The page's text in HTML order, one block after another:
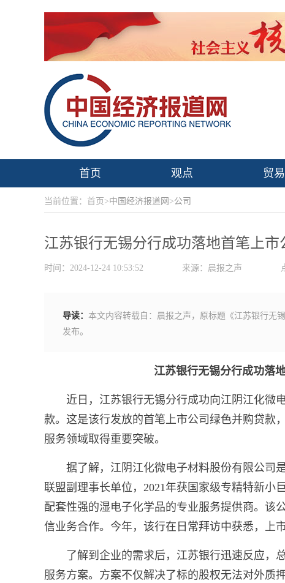
首页 观点 贸易
当前位置：首页>中国经济报道网 >公司
江苏银行无锡分行成功落地首笔上市
时间：2024-12-24 10:53:52 来源：晨报之声
导读： 本文内容转载自：晨报之声，原标题《江苏银行无
发布。
江苏银行无锡分行成功落
近日，江苏银行无锡分行成功向江阴江化微
款。这是该行发放的首笔上市公司绿色并购贷款
服务领域取得重要突破。
据了解，江阴江化微电子材料股份有限公司
联盟副理事长单位，2021年获国家级专精特新小
配套性强的湿电子化学品的专业服务提供商。该
信业务合作。今年，该行在日常拜访中获悉，上
了解到企业的需求后，江苏银行迅速反应
服务方案。方案不仅解决了标的股权无法对外质